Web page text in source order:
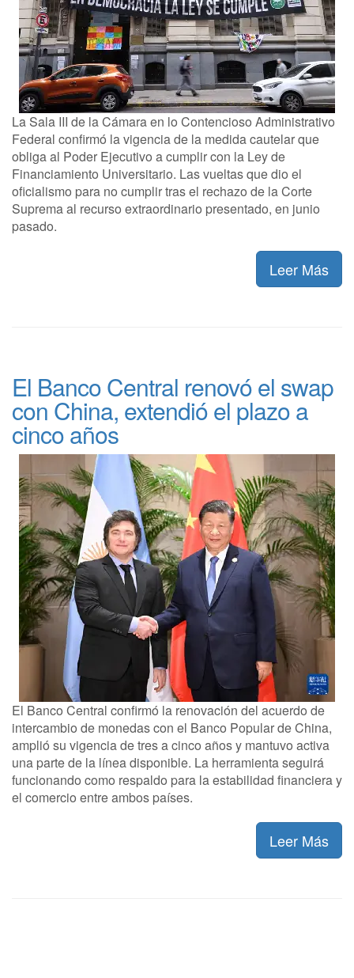
La Sala III de la Cámara en lo Contencioso Administrativo
Federal confirmó la vigencia de la medida cautelar que
obliga al Poder Ejecutivo a cumplir con la Ley de
Financiamiento Universitario. Las vueltas que dio el
oficialismo para no cumplir tras el rechazo de la Corte
Suprema al recurso extraordinario presentado, en junio
pasado.
Leer Más
El Banco Central renovó el swap
con China, extendió el plazo a
cinco años
El Banco Central confirmó la renovación del acuerdo de
intercambio de monedas con el Banco Popular de China,
amplió su vigencia de tres a cinco años y mantuvo activa
una parte de la línea disponible. La herramienta seguirá
funcionando como respaldo para la estabilidad financiera y
el comercio entre ambos países.
Leer Más